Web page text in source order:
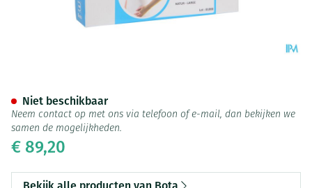
€ 89,20
Niet beschikbaar
Neem contact op met ons via telefoon of e-mail, dan bekijken we
samen de mogelijkheden.